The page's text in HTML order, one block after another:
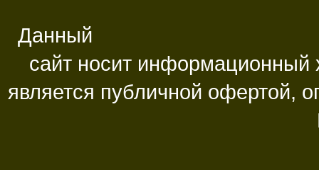
Данный
сайт носит информационный
является публичной офертой,